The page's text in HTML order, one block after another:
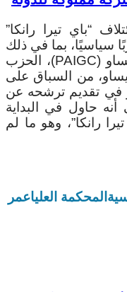
“باي تيرا رانكا”
سياسيًا، بما في ذلك
الحزب الإفريقي لاستقلال غينيا بيساو (PAIGC)، الحزب
بيساو، من السباق على
في تقديم ترشحه عن
حاول في البداية
رانكا”، وهو ما لم
المحكمة العلياعمر